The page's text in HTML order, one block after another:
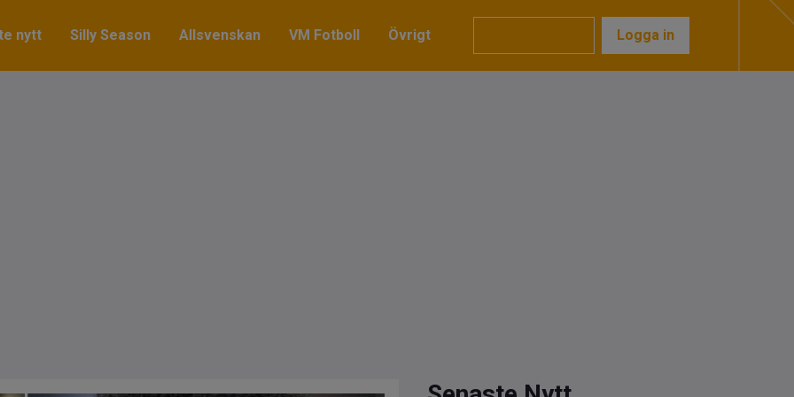
nytt Silly Season Allsvenskan VM Fotboll Övrigt Logga in